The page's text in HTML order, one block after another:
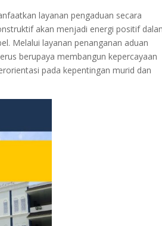
layanan pengaduan secara
akan menjadi energi positif
Melalui layanan penanganan aduan
berupaya membangun kepercayaan
pada kepentingan murid dan